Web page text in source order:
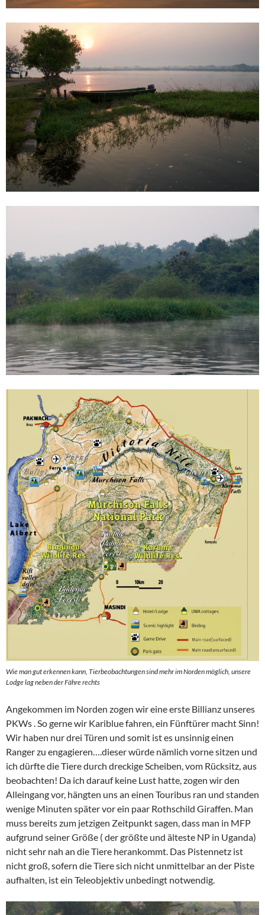
Wie man gut erkennen kann, Tierbeobachtungen sind mehr im Norden möglich, unsere
Lodge lag neben der Fähre rechts
Angekommen im Norden zogen wir eine erste Billianz unseres
PKWs . So gerne wir Kariblue fahren, ein Fünftürer macht Sinn!
Wir haben nur drei Türen und somit ist es unsinnig einen
Ranger zu engagieren….dieser würde nämlich vorne sitzen und
ich dürfte die Tiere durch dreckige Scheiben, vom Rücksitz, aus
beobachten! Da ich darauf keine Lust hatte, zogen wir den
Alleingang vor, hängten uns an einen Touribus ran und standen
wenige Minuten später vor ein paar Rothschild Giraffen. Man
muss bereits zum jetzigen Zeitpunkt sagen, dass man in MFP
aufgrund seiner Größe ( der größte und älteste NP in Uganda)
nicht sehr nah an die Tiere herankommt. Das Pistennetz ist
nicht groß, sofern die Tiere sich nicht unmittelbar an der Piste
aufhalten, ist ein Teleobjektiv unbedingt notwendig.